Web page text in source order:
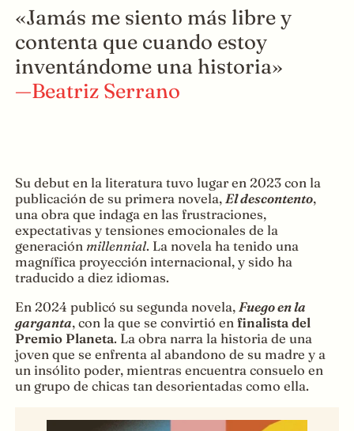
«Jamás me siento más libre y
contenta que cuando estoy
inventándome una historia»
—Beatriz Serrano
Su debut en la literatura tuvo lugar en 2023 con la
publicación de su primera novela, El descontento,
una obra que indaga en las frustraciones,
expectativas y tensiones emocionales de la
generación millennial. La novela ha tenido una
magnífica proyección internacional, y sido ha
traducido a diez idiomas.
En 2024 publicó su segunda novela, Fuego en la
garganta, con la que se convirtió en finalista del
Premio Planeta. La obra narra la historia de una
joven que se enfrenta al abandono de su madre y a
un insólito poder, mientras encuentra consuelo en
un grupo de chicas tan desorientadas como ella.